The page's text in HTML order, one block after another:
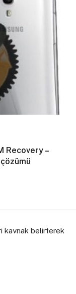
Recovery –
kaynak belirterek